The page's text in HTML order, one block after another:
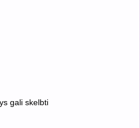
gali skelbti